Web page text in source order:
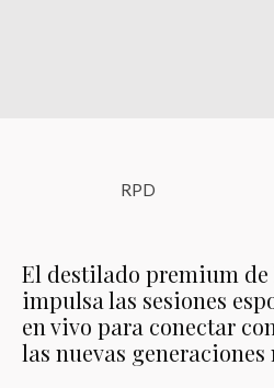
RPD
El destilado premium de
impulsa las sesiones
en vivo para conectar
las nuevas generaciones